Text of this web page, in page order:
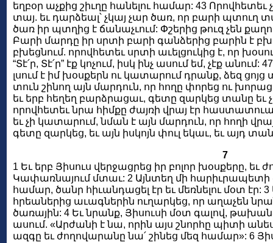
եղբօր աչքից շիւղը հանելու համար: 43
տայ. եւ դարձեալ՝ չկայ չար ծառ, որ բարի պտուղ
ծառ իր պտղից է ճանաչւում: Փշերից թուզ չեն
Բարի մարդը իր սրտի բարի գանձերից բարին է
բխեցնում. որովհետեւ սրտի աւելցուկից է, որ
“Տէ՛ր, Տէ՛ր” էք կոչում, իսկ ինչ ասում եմ, չէք
լսում է իմ խօսքերն ու կատարում դրանք, ձեզ
տուն շինող այն մարդուն, որ հողը փորեց ու
եւ երբ հեղեղ բարձրացաւ, գետը զարկեց տանը եւ
որովհետեւ նրա հիմքը ժայռի վրայ էր
եւ չի կատարում, նման է այն մարդուն, որ հողի
գետը զարկեց, եւ այն իսկոյն փուլ եկաւ, եւ այդ
7
1 Եւ երբ Յիսուս վերջացրեց իր բոլոր խօսքերը, եւ
Կափառնայում մտաւ: 2 Այնտեղ մի հարիւրապետի
համար, ծանր հիւանդացել էր եւ մեռնելու մօտ էր: 3
հրեաներից աւագներին ուղարկեց, որ աղաչեն
ծառային: 4 Եւ նրանք, Յիսուսի մօտ գալով,
ասում. «Արժանի է նա, որին այս շնորհը պիտի
ազգը եւ ժողովարանը նա՛ շինեց մեզ համար»: 6